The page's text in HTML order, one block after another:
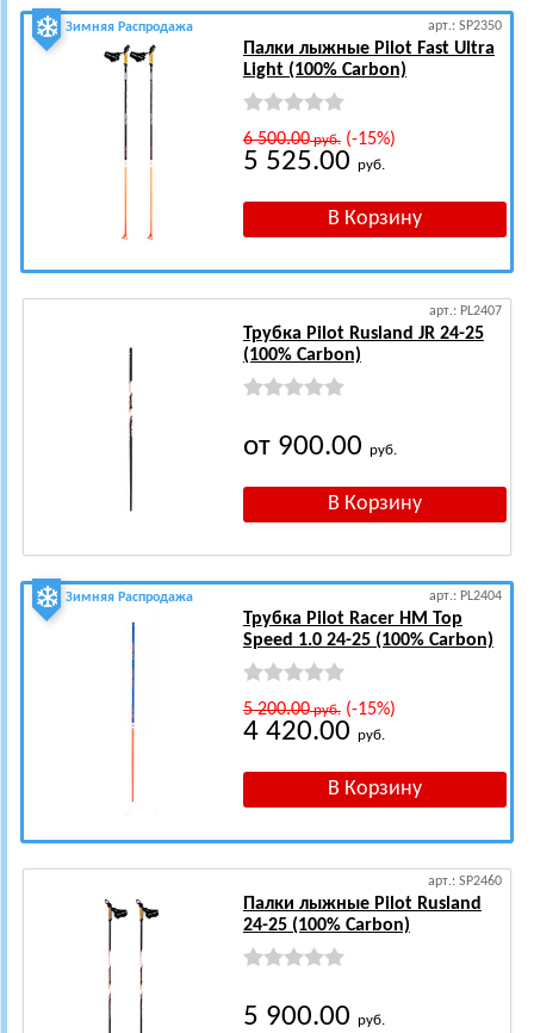
Зимняя Распродажа арт.: SP2350
Палки лыжные Pilot Fast Ultra
Light (100% Carbon)
6 500.00руб.(-15%)
5 525.00 руб.
арт.: PL2407
Трубка Pilot Rusland JR 24-25
(100% Carbon)
от 900.00 руб.
Зимняя Распродажа арт.: PL2404
Трубка Pilot Racer HM Top
Speed 1.0 24-25 (100% Carbon)
5 200.00руб.(-15%)
4 420.00 руб.
арт.: SP2460
Палки лыжные Pilot Rusland
24-25 (100% Carbon)
5 900.00 руб.